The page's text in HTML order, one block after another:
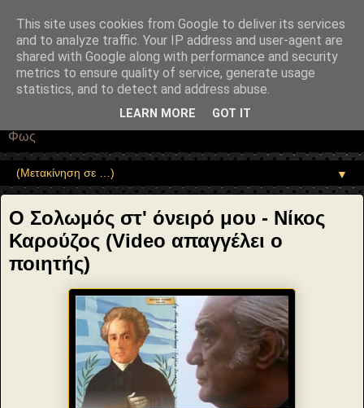
"potentialAction": { "@type": "ReadAction", "target":
"https://www.sophia-ntrekou.gr/2020/10/O-Solwmos-st-oneiro-moy-
karoyzos.html" } }
Αέναη επΑνάσταση
• Επιστήμη • Ψυχολογία • Λογοτεχνία • Τέχνες • Θεολογία •
Φιλοσοφία • Στοχασμοί... για τη μνήμη, τον άνθρωπο και το
Φως
▼
Ο Σολωμός στ' όνειρό μου - Νίκος
Καρούζος (Video απαγγέλει ο
ποιητής)
This site uses cookies from Google to deliver its services
and to analyze traffic. Your IP address and user-agent are
shared with Google along with performance and security
metrics to ensure quality of service, generate usage
statistics, and to detect and address abuse.
LEARN MORE GOT IT